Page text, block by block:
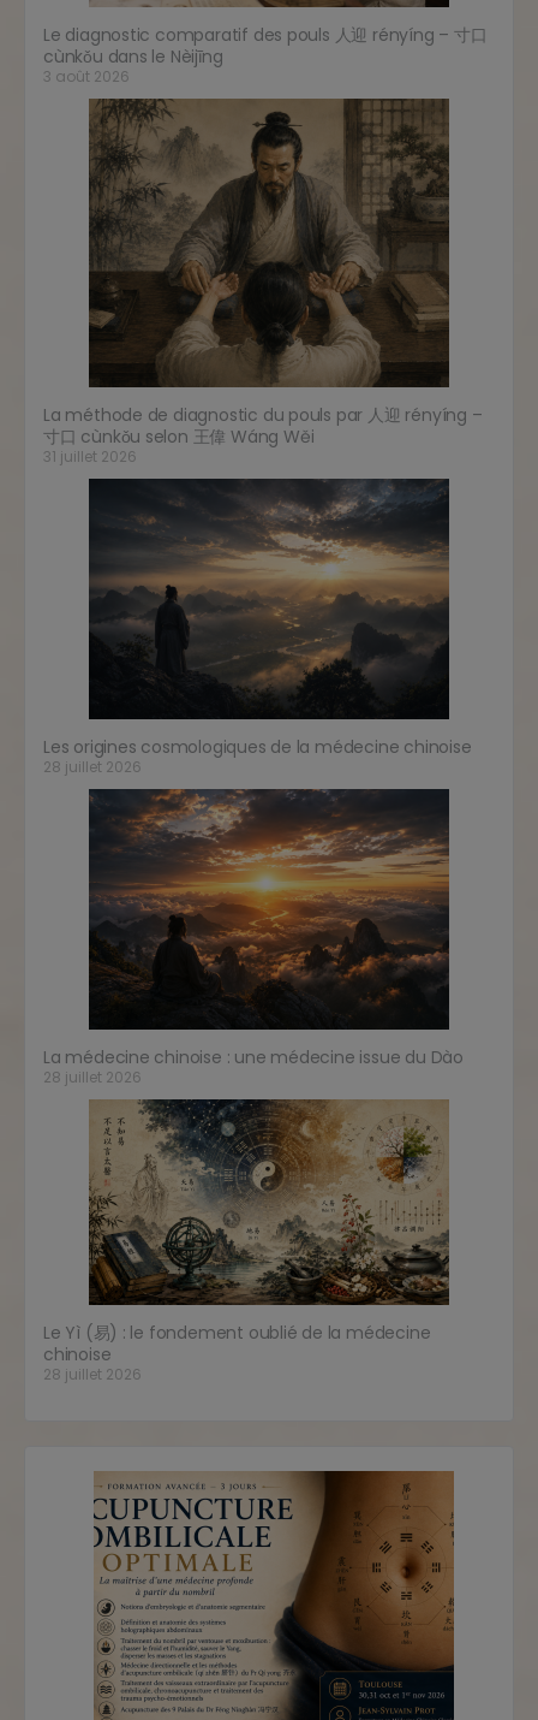
Le diagnostic comparatif des pouls 人迎 rényíng – 寸口
cùnkǒu dans le Nèijīng
3 août 2026
La méthode de diagnostic du pouls par 人迎 rényíng –
寸口 cùnkǒu selon 王偉 Wáng Wěi
31 juillet 2026
Les origines cosmologiques de la médecine chinoise
28 juillet 2026
La médecine chinoise : une médecine issue du Dào
28 juillet 2026
Le Yì (易) : le fondement oublié de la médecine
chinoise
28 juillet 2026